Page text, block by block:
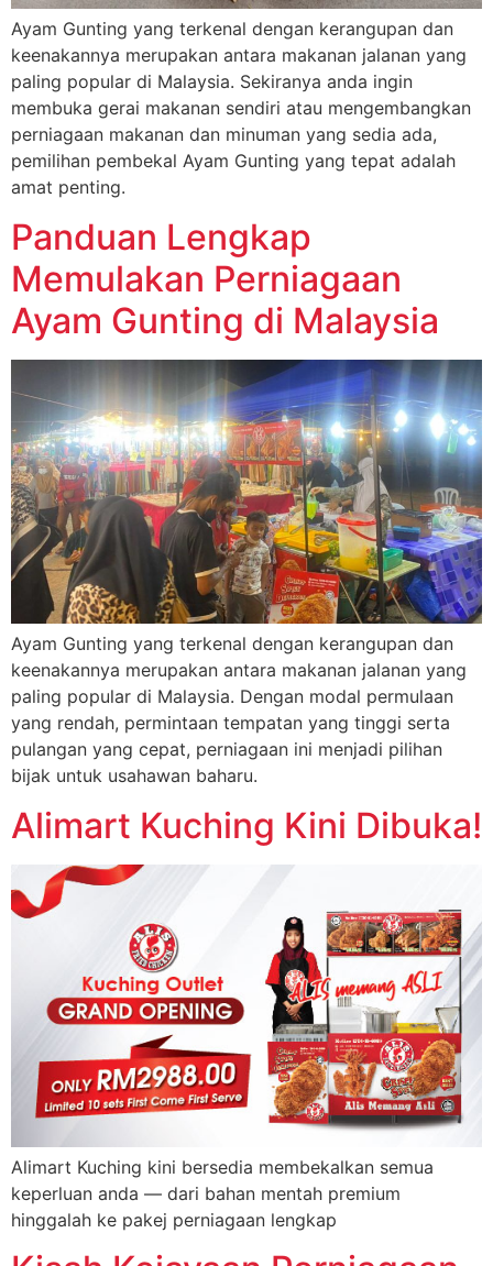
Ayam Gunting yang terkenal dengan kerangupan dan
keenakannya merupakan antara makanan jalanan yang
paling popular di Malaysia. Sekiranya anda ingin
membuka gerai makanan sendiri atau mengembangkan
perniagaan makanan dan minuman yang sedia ada,
pemilihan pembekal Ayam Gunting yang tepat adalah
amat penting.
Panduan Lengkap
Memulakan Perniagaan
Ayam Gunting di Malaysia
Ayam Gunting yang terkenal dengan kerangupan dan
keenakannya merupakan antara makanan jalanan yang
paling popular di Malaysia. Dengan modal permulaan
yang rendah, permintaan tempatan yang tinggi serta
pulangan yang cepat, perniagaan ini menjadi pilihan
bijak untuk usahawan baharu.
Alimart Kuching Kini Dibuka!
Alimart Kuching kini bersedia membekalkan semua
keperluan anda — dari bahan mentah premium
hinggalah ke pakej perniagaan lengkap